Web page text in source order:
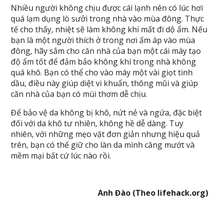
Nhiều người không chịu được cái lạnh nên có lúc hơi
quá lạm dụng lò sưởi trong nhà vào mùa đông. Thực
tế cho thấy, nhiệt sẽ làm không khí mất đi dộ ẩm. Nếu
bạn là một người thích ở trong nơi ấm áp vào mùa
đông, hãy sắm cho căn nhà của bạn một cái máy tạo
độ ẩm tốt để đảm bảo không khí trong nhà không
quá khô. Bạn có thể cho vào máy một vài giọt tinh
dầu, điều này giúp diệt vi khuẩn, thông mũi và giúp
căn nhà của bạn có mùi thơm dễ chịu.
Để bảo vệ da không bị khô, nứt nẻ và ngứa, đặc biệt
đối với da khô tư nhiên, không hề dễ dàng. Tuy
nhiên, với những mẹo vặt đơn giản nhưng hiệu quả
trên, bạn có thể giữ cho làn da mình căng mướt và
mềm mại bất cứ lúc nào rồi.
Anh Đào (Theo lifehack.org)